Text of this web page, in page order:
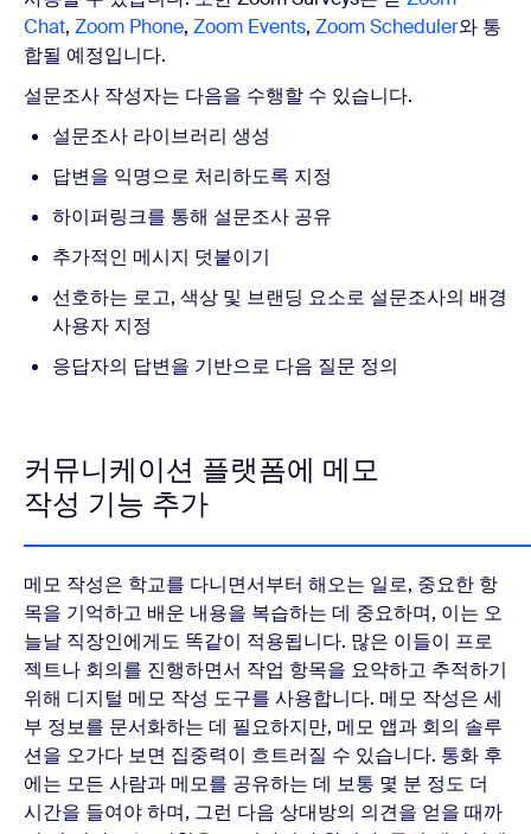
Chat, Zoom Phone, Zoom Events, Zoom Scheduler와 통
합될 예정입니다.
설문조사 작성자는 다음을 수행할 수 있습니다.
설문조사 라이브러리 생성
답변을 익명으로 처리하도록 지정
하이퍼링크를 통해 설문조사 공유
추가적인 메시지 덧붙이기
선호하는 로고, 색상 및 브랜딩 요소로 설문조사의 배경
사용자 지정
응답자의 답변을 기반으로 다음 질문 정의
커뮤니케이션 플랫폼에 메모
작성 기능 추가
메모 작성은 학교를 다니면서부터 해오는 일로, 중요한 항
목을 기억하고 배운 내용을 복습하는 데 중요하며, 이는 오
늘날 직장인에게도 똑같이 적용됩니다. 많은 이들이 프로
젝트나 회의를 진행하면서 작업 항목을 요약하고 추적하기
위해 디지털 메모 작성 도구를 사용합니다. 메모 작성은 세
부 정보를 문서화하는 데 필요하지만, 메모 앱과 회의 솔루
션을 오가다 보면 집중력이 흐트러질 수 있습니다. 통화 후
에는 모든 사람과 메모를 공유하는 데 보통 몇 분 정도 더
시간을 들여야 하며, 그런 다음 상대방의 의견을 얻을 때까